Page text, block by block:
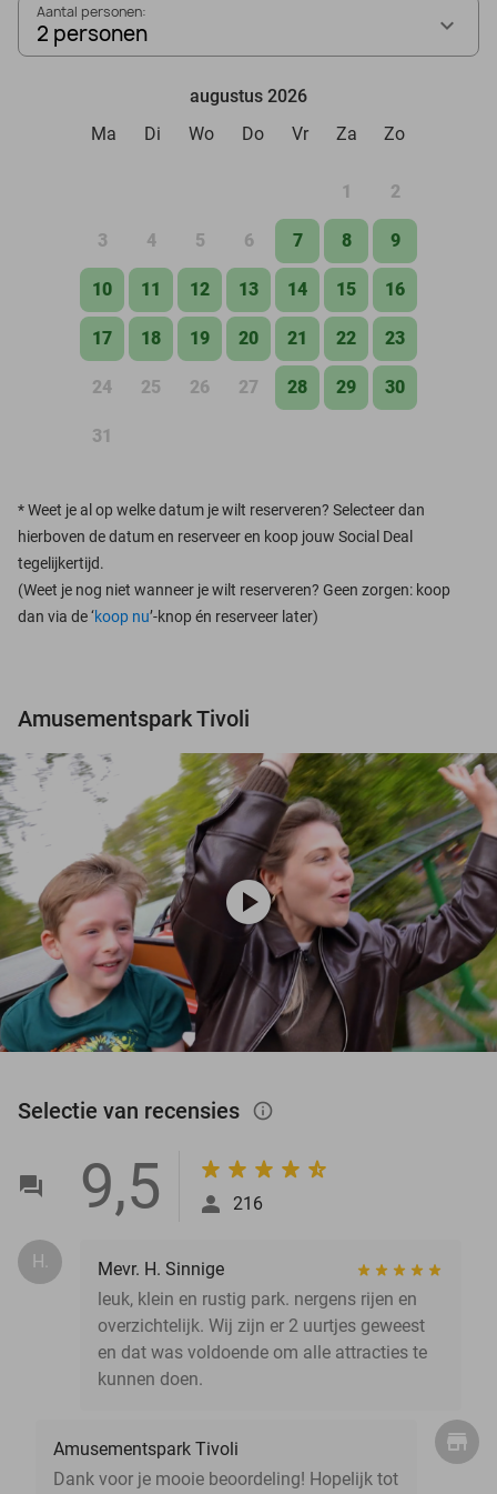
Aantal personen:
2 personen
augustus 2026
Ma
Di Wo Do Vr Za Zo
1 2
3 4 5 6 7 8 9
10 11 12 13 14 15 16
17 18 19 20 21 22 23
24 25 26 27 28 29 30
31
*Weet je al op welke datum je wilt reserveren? Selecteer dan
hierboven de datum en reserveer en koop jouw Social Deal
tegelijkertijd.
(Weet je nog niet wanneer je wilt reserveren? Geen zorgen: koop
dan via de ‘koop nu’-knop én reserveer later)
Amusementspark Tivoli
play_circle
Selectie van recensies info_outlined
9,5 216
H.
Mevr. H. Sinnige
leuk, klein en rustig park. nergens rijen en
overzichtelijk. Wij zijn er 2 uurtjes geweest
en dat was voldoende om alle attracties te
kunnen doen.
Amusementspark Tivoli
Dank voor je mooie beoordeling! Hopelijk tot